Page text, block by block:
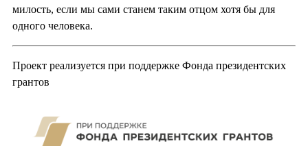
милость, если мы сами станем таким отцом хотя бы для
одного человека.
Проект реализуется при поддержке Фонда президентских
грантов